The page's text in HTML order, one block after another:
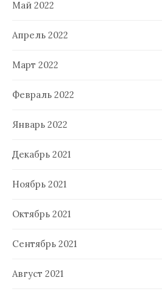
Май 2022
Апрель 2022
Март 2022
Февраль 2022
Январь 2022
Декабрь 2021
Ноябрь 2021
Октябрь 2021
Сентябрь 2021
Август 2021